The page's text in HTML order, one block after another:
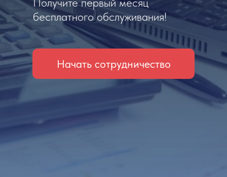
бесплатного обслуживания!
Начать сотрудничество